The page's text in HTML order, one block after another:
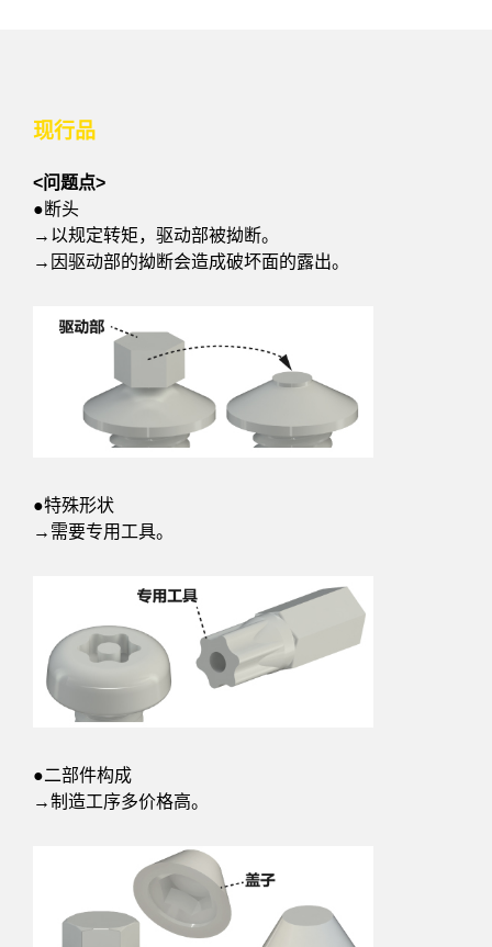
现行品
<问题点>
●断头
→以规定转矩，驱动部被拗断。
→因驱动部的拗断会造成破坏面的露出。
●特殊形状
→需要专用工具。
●二部件构成
→制造工序多价格高。